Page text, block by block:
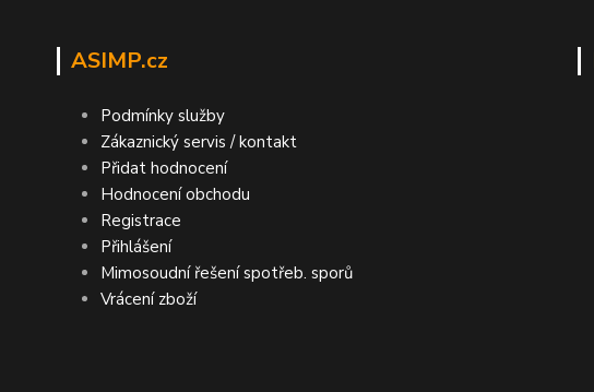
ASIMP.cz
Podmínky služby
Zákaznický servis / kontakt
Přidat hodnocení
Hodnocení obchodu
Registrace
Přihlášení
Mimosoudní řešení spotřeb. sporů
Vrácení zboží